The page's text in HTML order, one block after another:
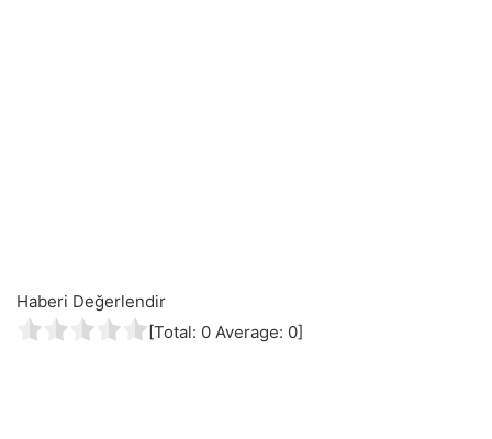
Haberi Değerlendir
[Total: 0 Average: 0]